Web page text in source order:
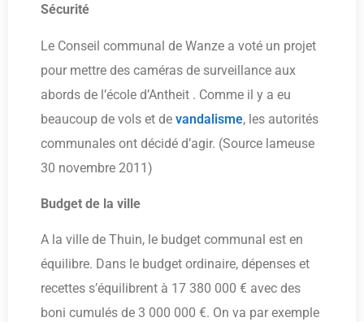
Sécurité
Le Conseil communal de Wanze a voté un projet
pour mettre des caméras de surveillance aux
abords de l’école d’Antheit . Comme il y a eu
beaucoup de vols et de vandalisme, les autorités
communales ont décidé d’agir. (Source lameuse
30 novembre 2011)
Budget de la ville
A la ville de Thuin, le budget communal est en
équilibre. Dans le budget ordinaire, dépenses et
recettes s’équilibrent à 17 380 000 € avec des
boni cumulés de 3 000 000 €. On va par exemple